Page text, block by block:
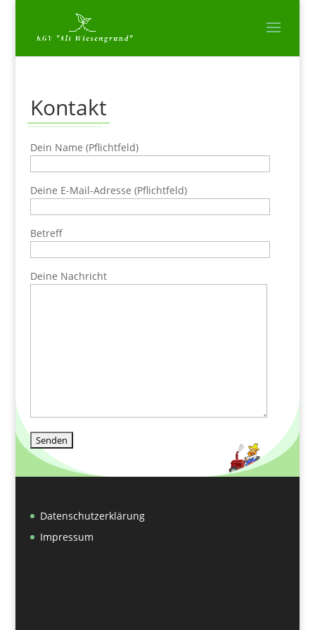
Kontakt
Dein Name (Pflichtfeld)
Deine E-Mail-Adresse (Pflichtfeld)
Betreff
Deine Nachricht
Datenschutzerklärung
Impressum